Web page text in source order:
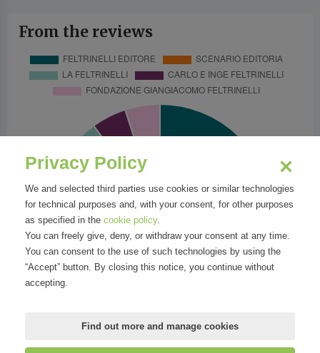
From the reviews
Privacy Policy
We and selected third parties use cookies or similar technologies
for technical purposes and, with your consent, for other purposes
as specified in the cookie policy.
You can freely give, deny, or withdraw your consent at any time.
You can consent to the use of such technologies by using the
“Accept” button. By closing this notice, you continue without
accepting.
Find out more and manage cookies